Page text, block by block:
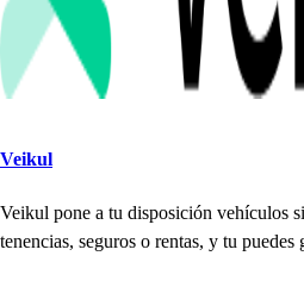
Veikul
Veikul pone a tu disposición vehículos s
tenencias, seguros o rentas, y tu puedes